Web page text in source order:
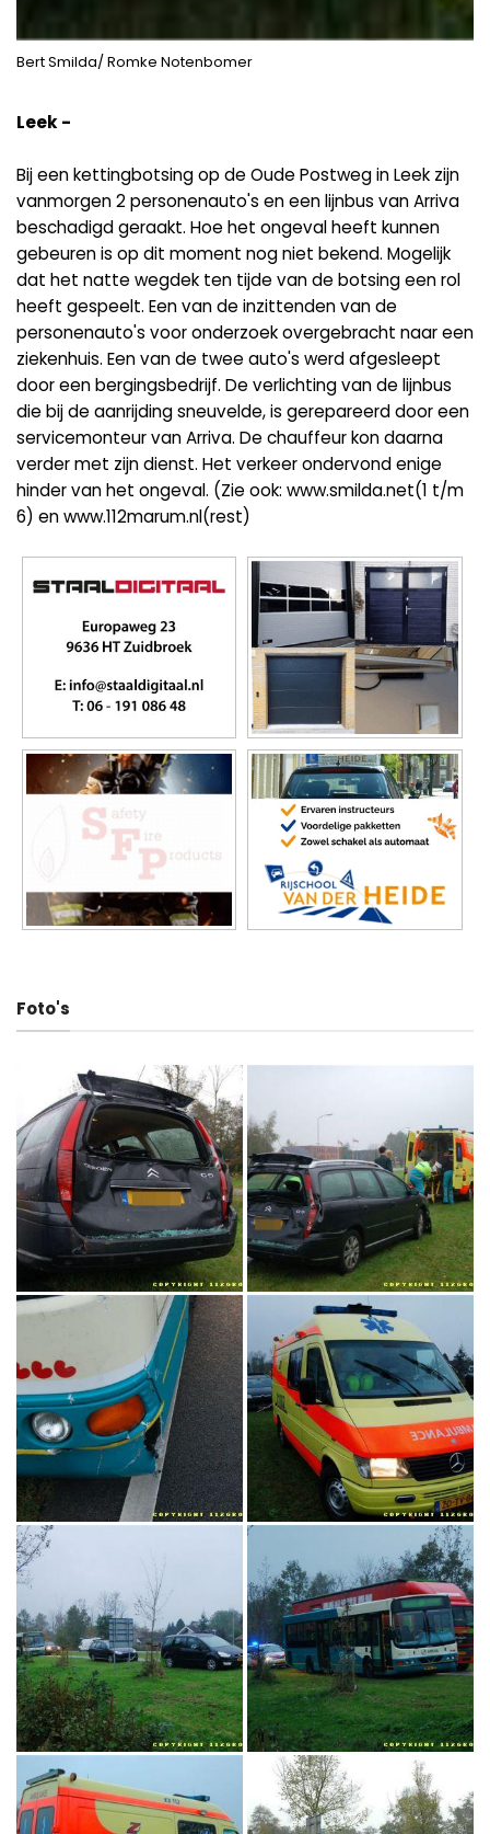
Bert Smilda/ Romke Notenbomer
Leek -
Bij een kettingbotsing op de Oude Postweg in Leek zijn
vanmorgen 2 personenauto's en een lijnbus van Arriva
beschadigd geraakt. Hoe het ongeval heeft kunnen
gebeuren is op dit moment nog niet bekend. Mogelijk
dat het natte wegdek ten tijde van de botsing een rol
heeft gespeelt. Een van de inzittenden van de
personenauto's voor onderzoek overgebracht naar een
ziekenhuis. Een van de twee auto's werd afgesleept
door een bergingsbedrijf. De verlichting van de lijnbus
die bij de aanrijding sneuvelde, is gerepareerd door een
servicemonteur van Arriva. De chauffeur kon daarna
verder met zijn dienst. Het verkeer ondervond enige
hinder van het ongeval. (Zie ook: www.smilda.net(1 t/m
6) en www.112marum.nl(rest)
Foto's